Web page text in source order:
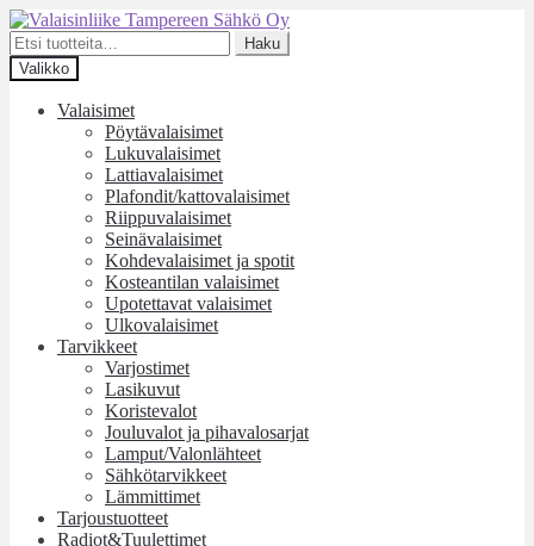
Siirry
navigointiin
Siirry
sisältöön
Etsi:
Haku
Valikko
Valaisimet
Pöytävalaisimet
Lukuvalaisimet
Lattiavalaisimet
Plafondit/kattovalaisimet
Riippuvalaisimet
Seinävalaisimet
Kohdevalaisimet ja spotit
Kosteantilan valaisimet
Upotettavat valaisimet
Ulkovalaisimet
Tarvikkeet
Varjostimet
Lasikuvut
Koristevalot
Jouluvalot ja pihavalosarjat
Lamput/Valonlähteet
Sähkötarvikkeet
Lämmittimet
Tarjoustuotteet
Radiot&Tuulettimet